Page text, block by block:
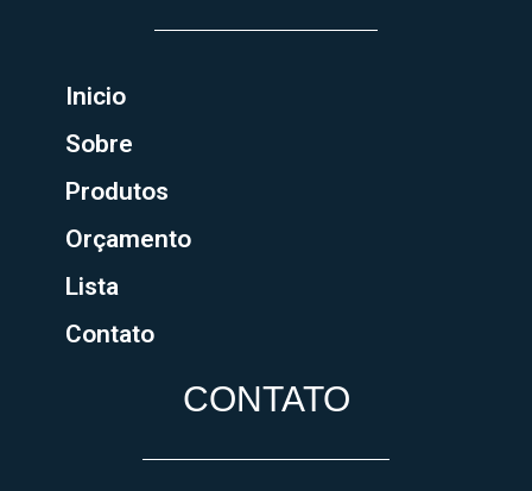
Inicio
Sobre
Produtos
Orçamento
Lista
Contato
CONTATO